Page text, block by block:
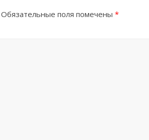
Обязательные поля помечены *